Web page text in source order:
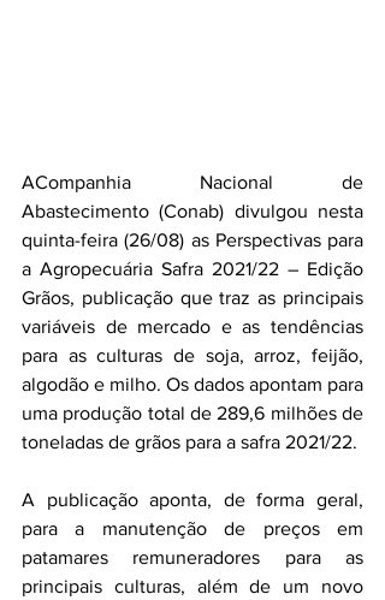
ACompanhia Nacional de
Abastecimento (Conab) divulgou nesta
quinta-feira (26/08) as Perspectivas para
a Agropecuária Safra 2021/22 – Edição
Grãos, publicação que traz as principais
variáveis de mercado e as tendências
para as culturas de soja, arroz, feijão,
algodão e milho. Os dados apontam para
uma produção total de 289,6 milhões de
toneladas de grãos para a safra 2021/22.
A publicação aponta, de forma geral,
para a manutenção de preços em
patamares remuneradores para as
principais culturas, além de um novo